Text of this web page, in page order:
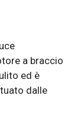
a braccio
ed è
dalle